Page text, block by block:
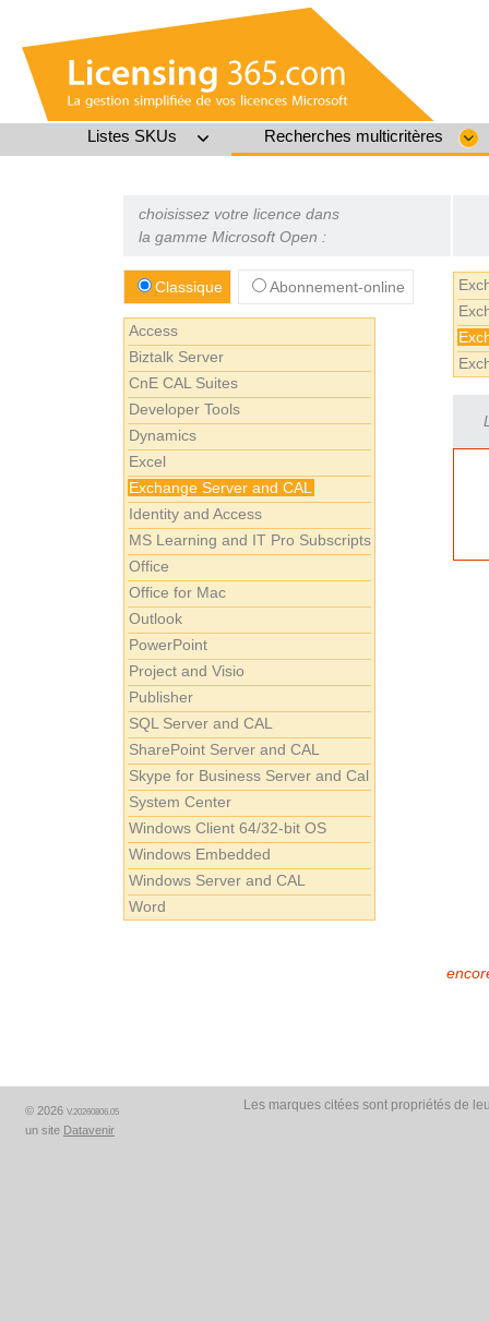
Listes SKUs Recherches multicritères
choisissez votre licence dans
la gamme Microsoft Open :
Classique Abonnement-online
Access
Biztalk Server
CnE CAL Suites
Developer Tools
Dynamics
Excel
Exchange Server and CAL
Identity and Access
MS Learning and IT Pro Subscripts
Office
Office for Mac
Outlook
PowerPoint
Project and Visio
Publisher
SQL Server and CAL
SharePoint Server and CAL
Skype for Business Server and Cal
System Center
Windows Client 64/32-bit OS
Windows Embedded
Windows Server and CAL
Word
© 2026 V.20260806.05
un site Datavenir
Les marques citées sont propriétés de